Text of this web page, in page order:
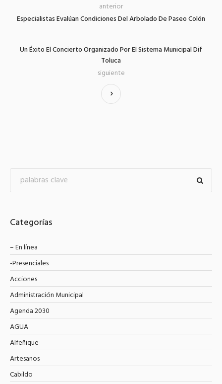
Especialistas Evalúan Condiciones Del Arbolado De Paseo Colón
anterior
Un Éxito El Concierto Organizado Por El Sistema Municipal Dif
Toluca
siguiente
Categorías
– En línea
-Presenciales
Acciones
Administración Municipal
Agenda 2030
AGUA
Alfeñique
Artesanos
Cabildo